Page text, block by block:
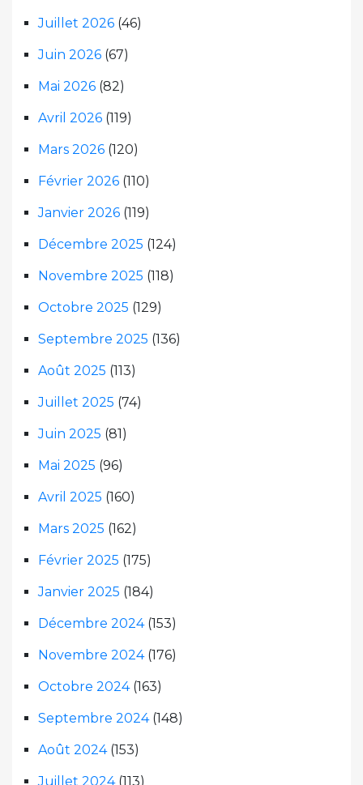
Juillet 2026 (46)
Juin 2026 (67)
Mai 2026 (82)
Avril 2026 (119)
Mars 2026 (120)
Février 2026 (110)
Janvier 2026 (119)
Décembre 2025 (124)
Novembre 2025 (118)
Octobre 2025 (129)
Septembre 2025 (136)
Août 2025 (113)
Juillet 2025 (74)
Juin 2025 (81)
Mai 2025 (96)
Avril 2025 (160)
Mars 2025 (162)
Février 2025 (175)
Janvier 2025 (184)
Décembre 2024(153)
Novembre 2024(176)
Octobre 2024(163)
Septembre 2024(148)
Août 2024(153)
Juillet 2024(113)